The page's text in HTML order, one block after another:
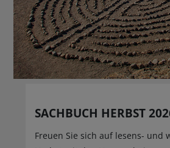
SACHBUCH HERBST
Freuen Sie sich auf lesens- und